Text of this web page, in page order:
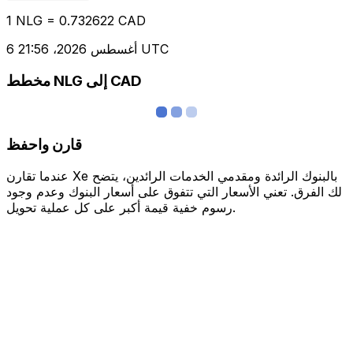
1 NLG = 0.732622 CAD
6 أغسطس 2026، 21:56 UTC
مخطط NLG إلى CAD
قارن واحفظ
عندما تقارن Xe بالبنوك الرائدة ومقدمي الخدمات الرائدين، يتضح
لك الفرق. تعني الأسعار التي تتفوق على أسعار البنوك وعدم وجود
رسوم خفية قيمة أكبر على كل عملية تحويل.